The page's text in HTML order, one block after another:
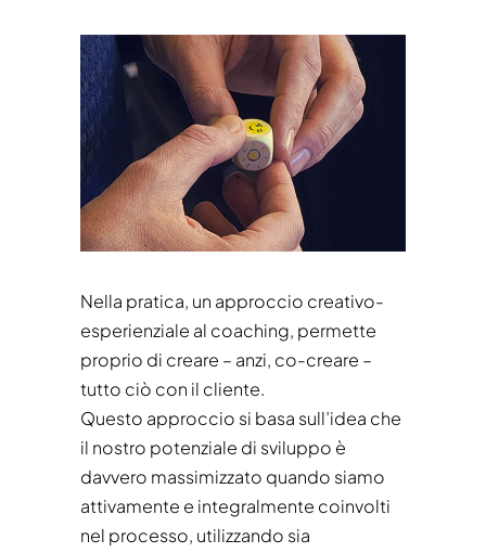
Nella pratica, un approccio creativo-
esperienziale al coaching, permette
proprio di creare – anzi, co-creare –
tutto ciò con il cliente.
Questo approccio si basa sull’idea che
il nostro potenziale di sviluppo è
davvero massimizzato quando siamo
attivamente e integralmente coinvolti
nel processo, utilizzando sia